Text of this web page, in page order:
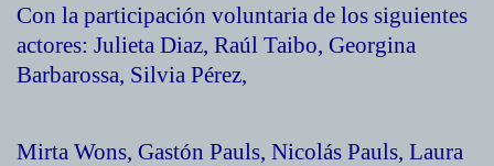
Con la participación voluntaria de los siguientes
actores: Julieta Diaz, Raúl Taibo, Georgina
Barbarossa, Silvia Pérez,
Mirta Wons, Gastón Pauls, Nicolás Pauls, Laura